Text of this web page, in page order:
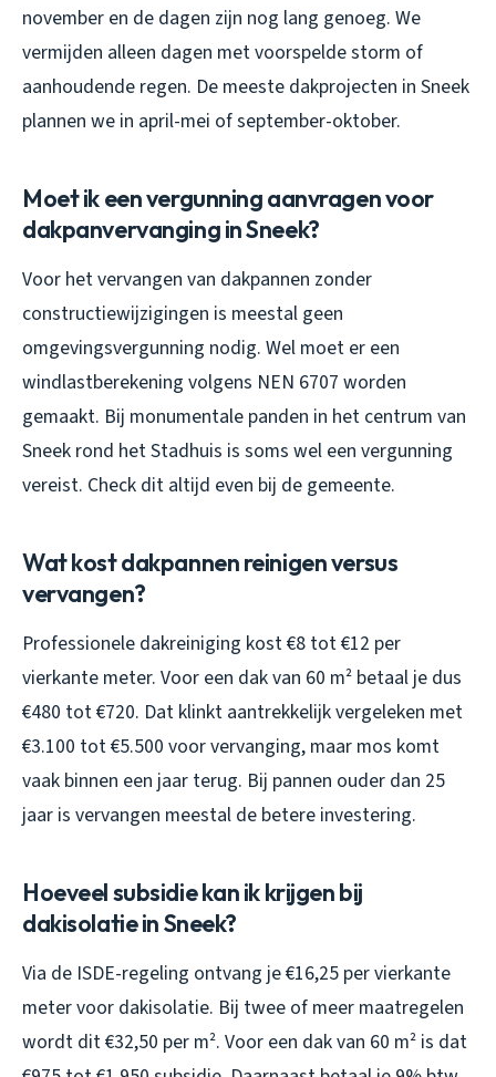
november en de dagen zijn nog lang genoeg. We
vermijden alleen dagen met voorspelde storm of
aanhoudende regen. De meeste dakprojecten in Sneek
plannen we in april-mei of september-oktober.
Moet ik een vergunning aanvragen voor
dakpanvervanging in Sneek?
Voor het vervangen van dakpannen zonder
constructiewijzigingen is meestal geen
omgevingsvergunning nodig. Wel moet er een
windlastberekening volgens NEN 6707 worden
gemaakt. Bij monumentale panden in het centrum van
Sneek rond het Stadhuis is soms wel een vergunning
vereist. Check dit altijd even bij de gemeente.
Wat kost dakpannen reinigen versus
vervangen?
Professionele dakreiniging kost €8 tot €12 per
vierkante meter. Voor een dak van 60 m² betaal je dus
€480 tot €720. Dat klinkt aantrekkelijk vergeleken met
€3.100 tot €5.500 voor vervanging, maar mos komt
vaak binnen een jaar terug. Bij pannen ouder dan 25
jaar is vervangen meestal de betere investering.
Hoeveel subsidie kan ik krijgen bij
dakisolatie in Sneek?
Via de ISDE-regeling ontvang je €16,25 per vierkante
meter voor dakisolatie. Bij twee of meer maatregelen
wordt dit €32,50 per m². Voor een dak van 60 m² is dat